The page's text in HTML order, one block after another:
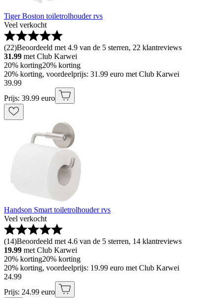
Tiger Boston toiletrolhouder rvs
Veel verkocht
(22)Beoordeeld met 4.9 van de 5 sterren, 22 klantreviews
31.99 met Club Karwei
20% korting20% korting
20% korting, voordeelprijs: 31.99 euro met Club Karwei
39.99
Prijs: 39.99 euro
Handson Smart toiletrolhouder rvs
Veel verkocht
(14)Beoordeeld met 4.6 van de 5 sterren, 14 klantreviews
19.99 met Club Karwei
20% korting20% korting
20% korting, voordeelprijs: 19.99 euro met Club Karwei
24.99
Prijs: 24.99 euro